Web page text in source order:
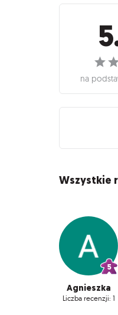
Recenzje
na
Wszystkie
Agnieszka
Liczba recenzji: 1